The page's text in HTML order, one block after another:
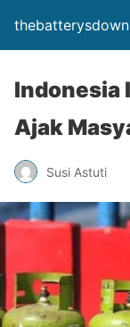
thebatterysdown
Indonesia
Ajak
Susi Astuti